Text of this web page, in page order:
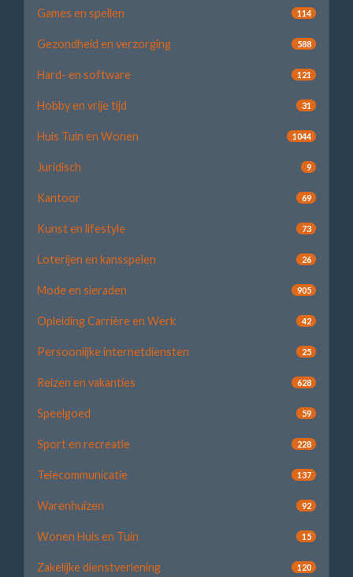
Games en spellen 114
Gezondheid en verzorging 588
Hard- en software 121
Hobby en vrije tijd 31
Huis Tuin en Wonen 1044
Juridisch 9
Kantoor 69
Kunst en lifestyle 73
Loterijen en kansspelen 26
Mode en sieraden 905
Opleiding Carrière en Werk 42
Persoonlijke internetdiensten 25
Reizen en vakanties 628
Speelgoed 59
Sport en recreatie 228
Telecommunicatie 137
Warenhuizen 92
Wonen Huis en Tuin 15
Zakelijke dienstverlening 120